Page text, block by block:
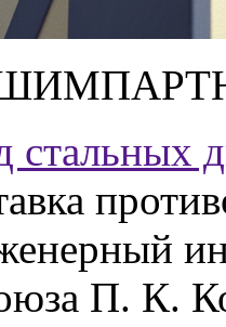
стальных
П. К.